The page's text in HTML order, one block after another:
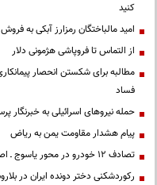
کنید
امید مالباختگان رمزارز آبکی به
از التماس تا فروپاشی هژمونی دلار
مطالبه برای شکستن انحصار
فساد
حمله نیروهای اسرائیلی به خبرنگار
پیام هشدار مقاومت یمن به ریاض
تصادف ۱۲ خودرو در محور یاسوج ـ اصفهان
رکوردشکنی دختر دونده ایران در